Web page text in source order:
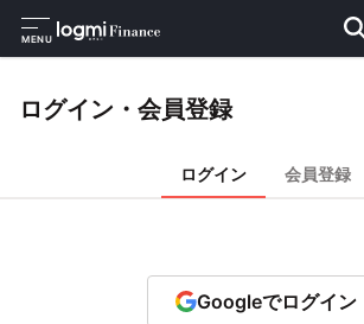
MENU
ログイン・会員登録
ログイン 会員登録
Googleでログイン